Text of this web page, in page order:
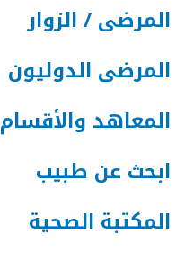
المرضى / الزوار
المرضى الدوليون
المعاهد والأقسام
ابحث عن طبيب
المكتبة الصحية